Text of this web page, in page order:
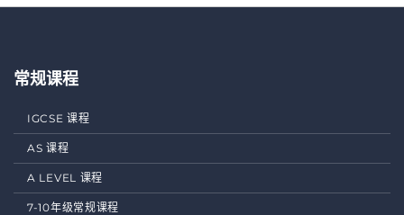
常规课程
IGCSE 课程
AS 课程
A LEVEL 课程
7-10年级常规课程